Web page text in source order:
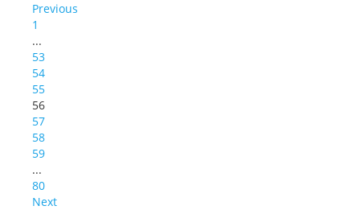
Previous
1
...
53
54
55
56
57
58
59
...
80
Next